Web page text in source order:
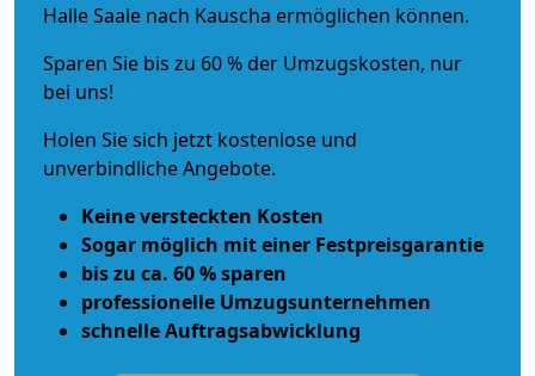
Halle Saale nach Kauscha ermöglichen können.
Sparen Sie bis zu 60 % der Umzugskosten, nur
bei uns!
Holen Sie sich jetzt kostenlose und
unverbindliche Angebote.
Keine versteckten Kosten
Sogar möglich mit einer Festpreisgarantie
bis zu ca. 60 % sparen
professionelle Umzugsunternehmen
schnelle Auftragsabwicklung